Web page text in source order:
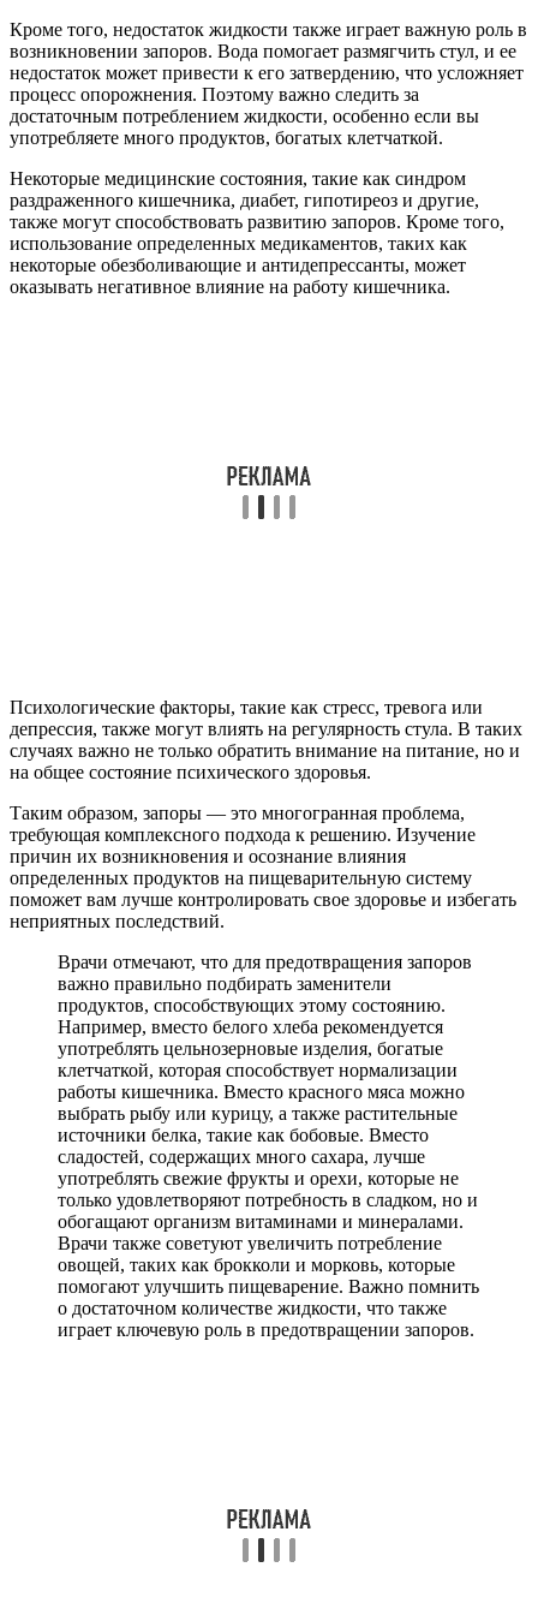
Кроме того, недостаток жидкости также играет важную роль в
возникновении запоров. Вода помогает размягчить стул, и ее
недостаток может привести к его затвердению, что усложняет
процесс опорожнения. Поэтому важно следить за
достаточным потреблением жидкости, особенно если вы
употребляете много продуктов, богатых клетчаткой.
Некоторые медицинские состояния, такие как синдром
раздраженного кишечника, диабет, гипотиреоз и другие,
также могут способствовать развитию запоров. Кроме того,
использование определенных медикаментов, таких как
некоторые обезболивающие и антидепрессанты, может
оказывать негативное влияние на работу кишечника.
Психологические факторы, такие как стресс, тревога или
депрессия, также могут влиять на регулярность стула. В таких
случаях важно не только обратить внимание на питание, но и
на общее состояние психического здоровья.
Таким образом, запоры — это многогранная проблема,
требующая комплексного подхода к решению. Изучение
причин их возникновения и осознание влияния
определенных продуктов на пищеварительную систему
поможет вам лучше контролировать свое здоровье и избегать
неприятных последствий.
Врачи отмечают, что для предотвращения запоров
важно правильно подбирать заменители
продуктов, способствующих этому состоянию.
Например, вместо белого хлеба рекомендуется
употреблять цельнозерновые изделия, богатые
клетчаткой, которая способствует нормализации
работы кишечника. Вместо красного мяса можно
выбрать рыбу или курицу, а также растительные
источники белка, такие как бобовые. Вместо
сладостей, содержащих много сахара, лучше
употреблять свежие фрукты и орехи, которые не
только удовлетворяют потребность в сладком, но и
обогащают организм витаминами и минералами.
Врачи также советуют увеличить потребление
овощей, таких как брокколи и морковь, которые
помогают улучшить пищеварение. Важно помнить
о достаточном количестве жидкости, что также
играет ключевую роль в предотвращении запоров.